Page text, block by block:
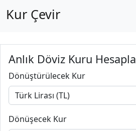
Kur Çevir
Anlık Döviz Kuru Hesapla
Dönüştürülecek Kur
Dönüşecek Kur